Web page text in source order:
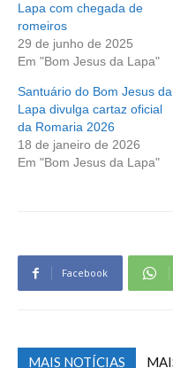
Lapa com chegada de
romeiros
29 de junho de 2025
Em "Bom Jesus da Lapa"
Santuário do Bom Jesus da
Lapa divulga cartaz oficial
da Romaria 2026
18 de janeiro de 2026
Em "Bom Jesus da Lapa"
Facebook
MAIS NOTÍCIAS